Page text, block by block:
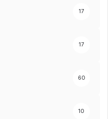
17
17
60
10